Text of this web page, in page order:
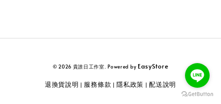
© 2026 貴誰日工作室. Powered by EasyStore
退換貨說明 | 服務條款 | 隱私政策 |配送說明